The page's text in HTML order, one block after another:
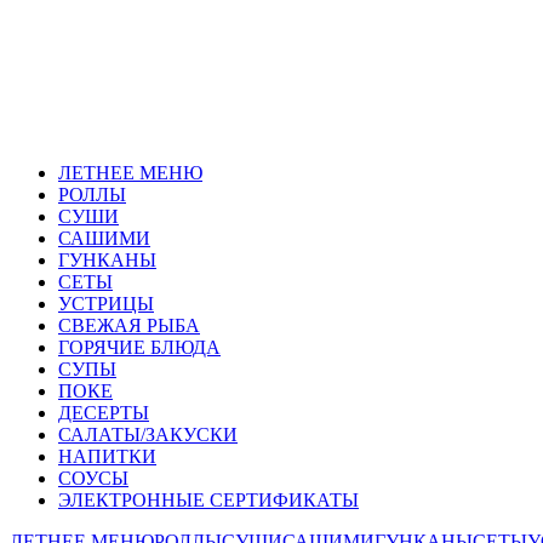
ЛЕТНЕЕ МЕНЮ
РОЛЛЫ
СУШИ
САШИМИ
ГУНКАНЫ
СЕТЫ
УСТРИЦЫ
СВЕЖАЯ РЫБА
ГОРЯЧИЕ БЛЮДА
СУПЫ
ПОКЕ
ДЕСЕРТЫ
САЛАТЫ/ЗАКУСКИ
НАПИТКИ
СОУСЫ
ЭЛЕКТРОННЫЕ СЕРТИФИКАТЫ